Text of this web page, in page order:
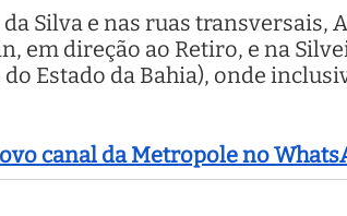
Silva e nas ruas transversais,
em direção ao Retiro, e na
Estado da Bahia), onde
canal da Metropole no